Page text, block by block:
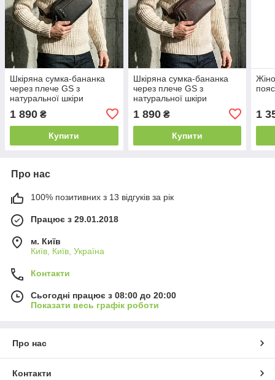
Шкіряна сумка-бананка
через плече GS з
натуральної шкіри
1 890 ₴
Купити
Шкіряна сумка-бананка
через плече GS з
натуральної шкіри
1 890₴
Купити
1
Про нас
100% позитивних з 13 відгуків за рік
Працює з 29.01.2018
м. Київ
Київ, Київ, Україна
Контакти
Сьогодні працює з 08:00 до 20:00
Показати весь графік роботи
Про нас
Контакти